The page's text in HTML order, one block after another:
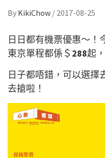
By KikiChow / 2017-08-25
日日都有機票優惠～！
東京單程都係＄ 288起
日子都唔錯，可以選擇
去搶啦！